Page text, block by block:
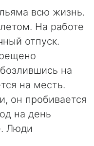
всю жизнь.
На работе
отпуск.
на
на месть.
он пробивается
на день
Люди